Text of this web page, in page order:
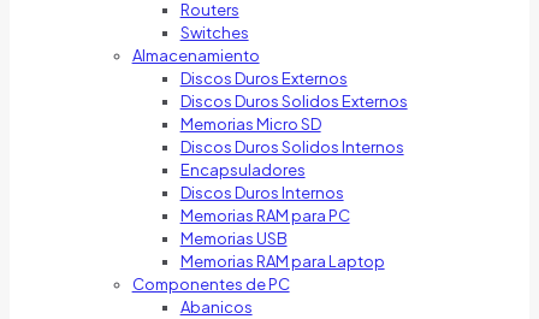
Routers
Switches
Almacenamiento
Discos Duros Externos
Discos Duros Solidos Externos
Memorias Micro SD
Discos Duros Solidos Internos
Encapsuladores
Discos Duros Internos
Memorias RAM para PC
Memorias USB
Memorias RAM para Laptop
Componentes de PC
Abanicos